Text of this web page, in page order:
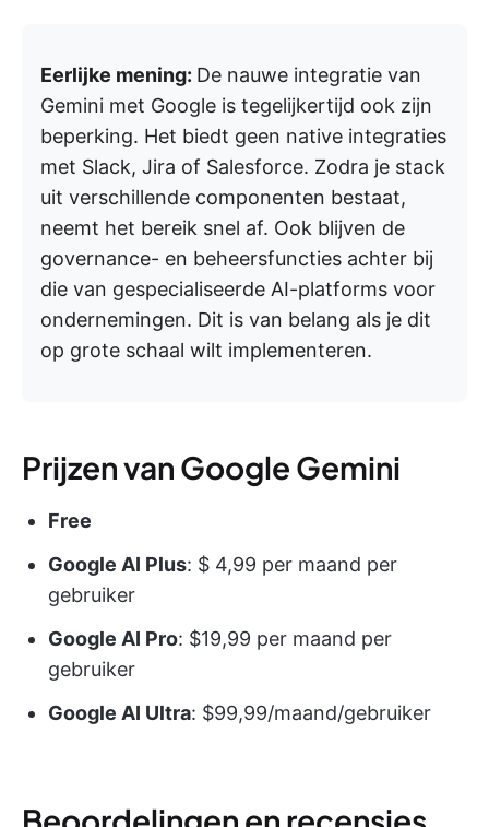
Eerlijke mening: De nauwe integratie van
Gemini met Google is tegelijkertijd ook zijn
beperking. Het biedt geen native integraties
met Slack, Jira of Salesforce. Zodra je stack
uit verschillende componenten bestaat,
neemt het bereik snel af. Ook blijven de
governance- en beheersfuncties achter bij
die van gespecialiseerde AI-platforms voor
ondernemingen. Dit is van belang als je dit
op grote schaal wilt implementeren.
Prijzen van Google Gemini
Free
Google AI Plus: $ 4,99 per maand per
gebruiker
Google AI Pro: $19,99 per maand per
gebruiker
Google AI Ultra: $99,99/maand/gebruiker